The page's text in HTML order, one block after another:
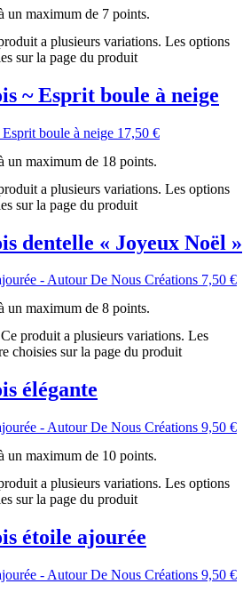
un maximum de 7 points.
a plusieurs variations. Les options
sur la page du produit
~ Esprit boule à neige
17,50 €
un maximum de 18 points.
a plusieurs variations. Les options
sur la page du produit
dentelle « Joyeux Noël »
7,50 €
un maximum de 8 points.
Ce produit a plusieurs variations. Les
choisies sur la page du produit
élégante
9,50 €
un maximum de 10 points.
a plusieurs variations. Les options
sur la page du produit
étoile ajourée
9,50 €